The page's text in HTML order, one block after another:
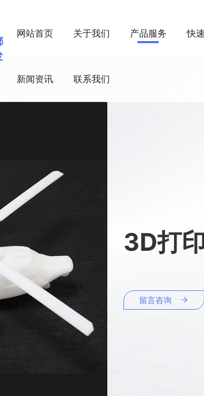
网站首页 关于我们 产品服务 快
新闻资讯 联系我们
3D打
留言咨询